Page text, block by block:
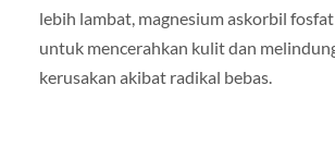
lebih lambat, magnesium askorbil
untuk mencerahkan kulit dan
kerusakan akibat radikal bebas.